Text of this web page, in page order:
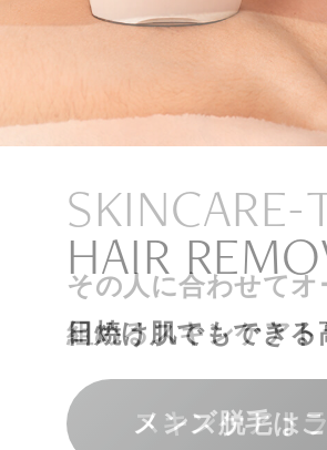
リラックスできる
上質な美容医療サ
人気メニュー
HAIR
日焼け肌でもできる
メンズ脱毛は
SKINCARE-
その人に合わせて
組めるスキンケア
スキンケアト
“男性”特化の美容
コンセプトは
ナチュラル ア
内側から若々しく健
エクソソーム
NAD+点滴はこ
INVITATION
メンバーシップを
メンバーシッ